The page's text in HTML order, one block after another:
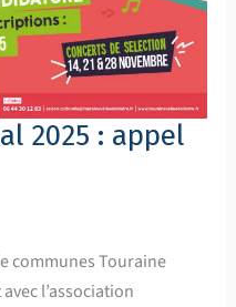
2025 : appel
communes Touraine
l’association